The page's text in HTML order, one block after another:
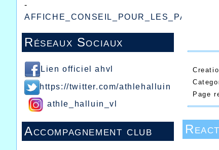
-
Réseaux Sociaux
Lien officiel ahvl
https://twitter.com/athlehalluin
athle_halluin_vl
Accompagnement club
Page